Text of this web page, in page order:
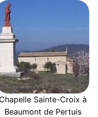
Chapelle Sainte-Croix à
Beaumont de Pertuis